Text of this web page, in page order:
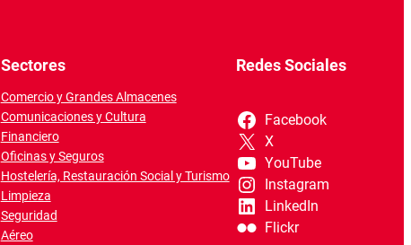
Sectores
Comercio y Grandes Almacenes
Comunicaciones y Cultura
Financiero
Oficinas y Seguros
Hostelería, Restauración Social y Turismo
Limpieza
Seguridad
Aéreo
Redes Sociales
Facebook
X
YouTube
Instagram
LinkedIn
Flickr